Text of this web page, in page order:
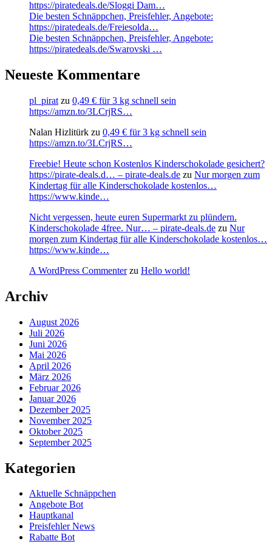
https://piratedeals.de/Sloggi Dam…
Die besten Schnäppchen, Preisfehler, Angebote:
https://piratedeals.de/Freiesolda…
Die besten Schnäppchen, Preisfehler, Angebote:
https://piratedeals.de/Swarovski …
Neueste Kommentare
pl_pirat zu 0,49 € für 3 kg schnell sein
https://amzn.to/3LCrjRS…
Nalan Hizlitürk zu 0,49 € für 3 kg schnell sein
https://amzn.to/3LCrjRS…
Freebie! Heute schon Kostenlos Kinderschokolade gesichert?
https://pirate-deals.d… – pirate-deals.de zu Nur morgen zum
Kindertag für alle Kinderschokolade kostenlos…
https://www.kinde…
Nicht vergessen, heute euren Supermarkt zu plündern.
Kinderschokolade 4free. Nur… – pirate-deals.de zu Nur
morgen zum Kindertag für alle Kinderschokolade kostenlos…
https://www.kinde…
A WordPress Commenterzu Hello world!
Archiv
August 2026
Juli 2026
Juni 2026
Mai 2026
April 2026
März 2026
Februar 2026
Januar 2026
Dezember 2025
November 2025
Oktober 2025
September 2025
Kategorien
Aktuelle Schnäppchen
Angebote Bot
Hauptkanal
Preisfehler News
Rabatte Bot